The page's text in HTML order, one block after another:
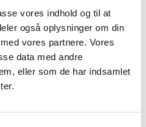
vores indhold og til at
også oplysninger om din
vores partnere. Vores
data med andre
eller som de har indsamlet
følgende
terapi,